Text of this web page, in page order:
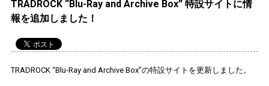
TRADROCK “Blu-Ray and Archive Box” 特設サイトに情
報を追加しました！
TRADROCK “Blu-Ray and Archive Box”の特設サイトを更新しました。